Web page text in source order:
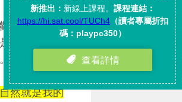
事先精密的
我們依據自
然就是我的